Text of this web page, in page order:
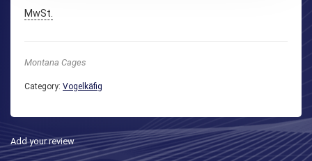
MwSt.
Montana Cages
Category: Vogelkäfig
Add your review